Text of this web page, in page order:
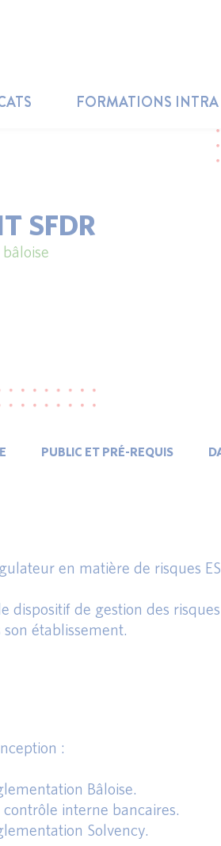
FORMATIONS INTRA
SFDR
PUBLIC ET PRÉ-REQUIS
en matière de risques
dispositif de gestion des
établissement.
:
Bâloise.
contrôle interne bancaires.
Solvency.